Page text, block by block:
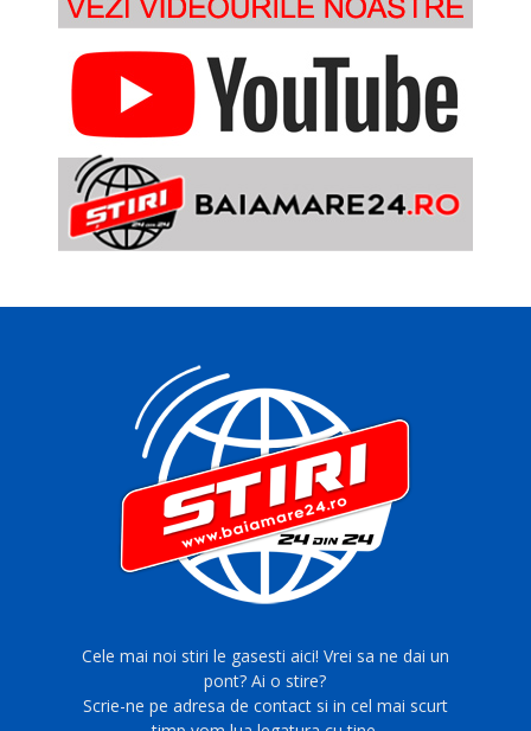
Cele mai noi stiri le gasesti aici! Vrei sa ne dai un
pont? Ai o stire?
Scrie-ne pe adresa de contact si in cel mai scurt